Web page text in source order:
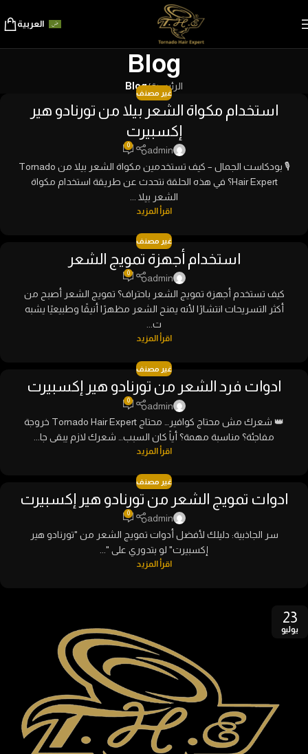
العربية
Blog
الرئيسية/
Blog
غير مصنف
استخدام مكواة الشعر بيلا من تورنادو هير
إكسبيرت
admin
0
🎙 بودكاست الجمال – كيف تستخدمين مكواة الشعر بيلا من Tornado
Hair Expert؟ في هذه الحلقة نتحدث عن طريقة استخدام مكواة
الشعر بيلا ...
اقرأ المزيد
غير مصنف
استخدام أجهزة تمويج الشعر
admin
0
كيف تستخدم أجهزة تمويج الشعر باحتراف؟ تمويج الشعر أصبح من
أكثر التسريحات انتشارًا لأنه يمنح الشعر مظهرًا أنيقًا وطبيعيًا يشبه
ت...
اقرأ المزيد
غير مصنف
ادوات فرد الشعر من تورنادو هير إكسبيرت
admin
0
👑 شعرك مش محتاج كوافير… محتاج Tornado Hair Expert خروجة
مفاجئة؟ مناسبة مهمة؟ أياً كان السبب… شعرك لازم يبقى جا...
اقرأ المزيد
غير مصنف
ادوات تمويج الشعر من تورنادو هير إكسبيرت
admin
0
سر الجاذبية: دليلك لأفضل أدوات تمويج الشعر من "تورنادو هير
إكسبيرت" لو بتدوري على "...
اقرأ المزيد
23
يوليو